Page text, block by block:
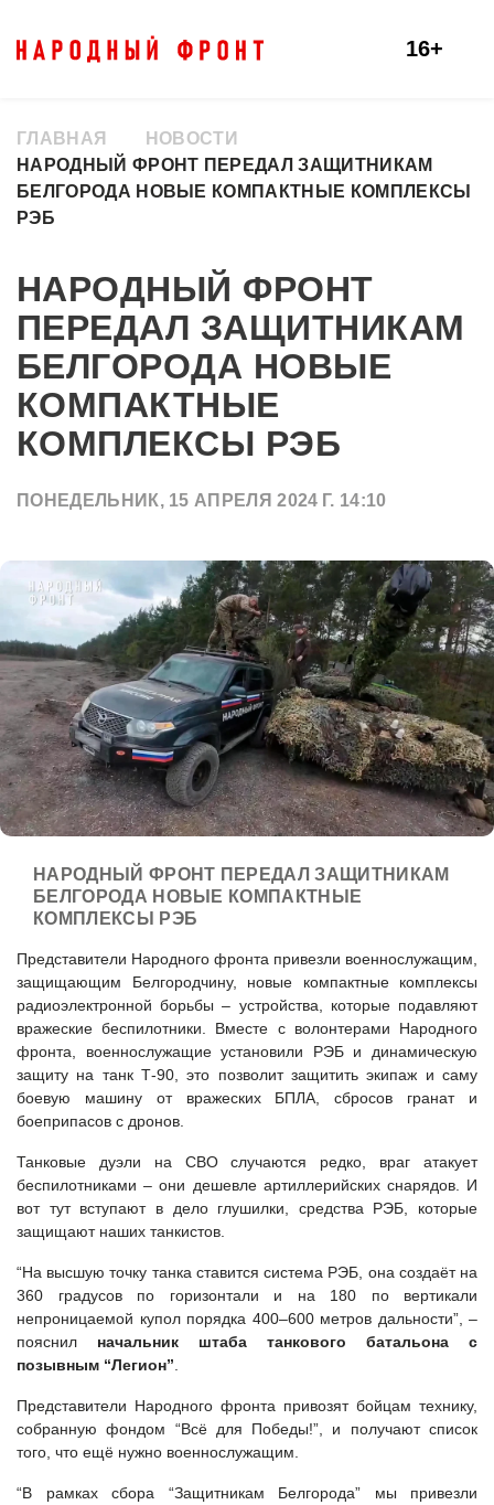
16+
ГЛАВНАЯ
НОВОСТИ
НАРОДНЫЙ ФРОНТ ПЕРЕДАЛ ЗАЩИТНИКАМ
БЕЛГОРОДА НОВЫЕ КОМПАКТНЫЕ КОМПЛЕКСЫ
РЭБ
НАРОДНЫЙ ФРОНТ
ПЕРЕДАЛ ЗАЩИТНИКАМ
БЕЛГОРОДА НОВЫЕ
КОМПАКТНЫЕ
КОМПЛЕКСЫ РЭБ
ПОНЕДЕЛЬНИК, 15 АПРЕЛЯ 2024 Г. 14:10
НАРОДНЫЙ ФРОНТ ПЕРЕДАЛ ЗАЩИТНИКАМ
БЕЛГОРОДА НОВЫЕ КОМПАКТНЫЕ
КОМПЛЕКСЫ РЭБ
Представители Народного фронта привезли военнослужащим,
защищающим Белгородчину, новые компактные комплексы
радиоэлектронной борьбы – устройства, которые подавляют
вражеские беспилотники. Вместе с волонтерами Народного
фронта, военнослужащие установили РЭБ и динамическую
защиту на танк Т-90, это позволит защитить экипаж и саму
боевую машину от вражеских БПЛА, сбросов гранат и
боеприпасов с дронов.
Танковые дуэли на СВО случаются редко, враг атакует
беспилотниками – они дешевле артиллерийских снарядов. И
вот тут вступают в дело глушилки, средства РЭБ, которые
защищают наших танкистов.
“На высшую точку танка ставится система РЭБ, она создаёт на
360 градусов по горизонтали и на 180 по вертикали
непроницаемой купол порядка 400–600 метров дальности”, –
пояснил начальник штаба танкового батальона с
позывным “Легион”
Представители Народного фронта привозят бойцам технику,
собранную фондом “Всё для Победы!”, и получают список
того, что ещё нужно военнослужащим.
“В рамках сбора “Защитникам Белгорода” мы привезли